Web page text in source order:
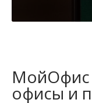
МойОфис
офисы и